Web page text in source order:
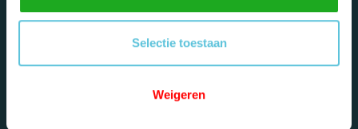
Selectie toestaan
Weigeren
Privé zwembaden